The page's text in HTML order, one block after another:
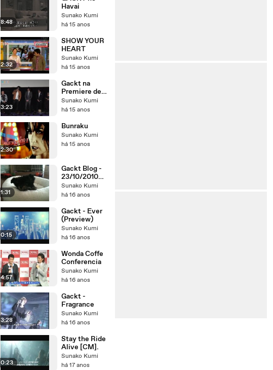
8:48
Havai
Sunako Kumi
há 15 anos
2:32
SHOW YOUR
HEART
Sunako Kumi
há 15 anos
3:23
Gackt na
Premiere de
Supernatural
Sunako Kumi
há 15 anos
2:30
Bunraku
Sunako Kumi
há 15 anos
1:31
Gackt Blog -
23/10/2010
(12:01)
Sunako Kumi
há 16 anos
0:15
Gackt - Ever
(Preview)
Sunako Kumi
há 16 anos
4:57
Wonda Coffe
Conferencia
Sunako Kumi
há 16 anos
3:28
Gackt -
Fragrance
Sunako Kumi
há 16 anos
0:23
Stay the Ride
Alive [CM].
Sunako Kumi
há 17 anos